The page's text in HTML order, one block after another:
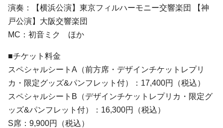
演奏：【横浜公演】東京フィルハーモニー交響楽団 【神
戸公演】大阪交響楽団
MC：初音ミク ほか
■チケット料金
スペシャルシートA（前方席・デザインチケットレプリ
カ・限定グッズ&パンフレット付）：17,400円（税込）
スペシャルシートB（デザインチケットレプリカ・限定グ
ッズ&パンフレット付）：16,300円（税込）
S席：9,900円（税込）